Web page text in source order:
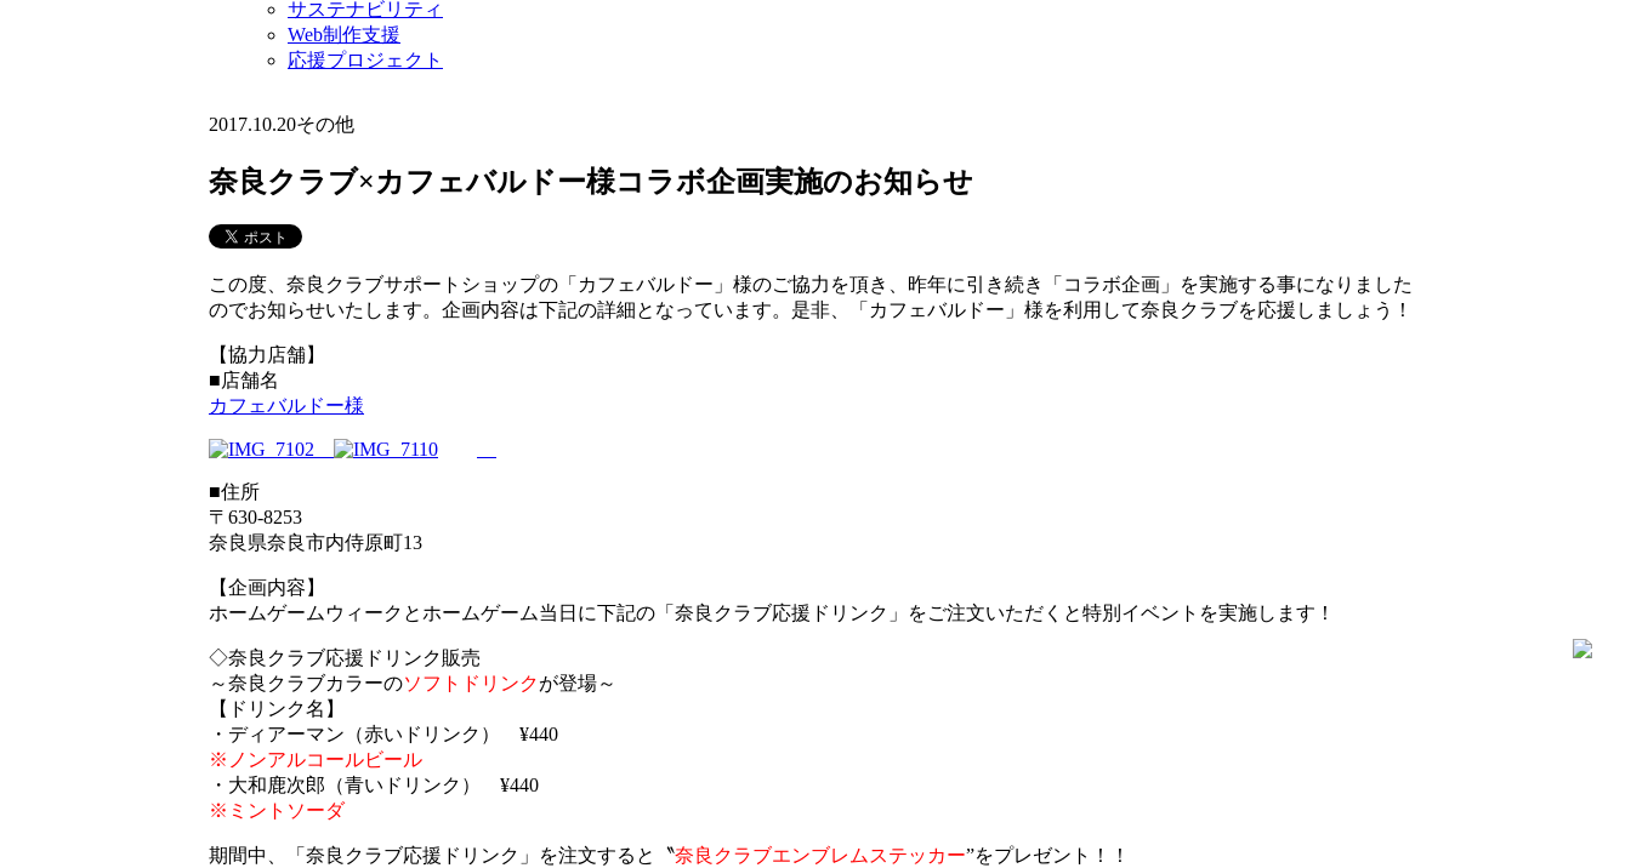
サステナビリティ
Web制作支援
応援プロジェクト
2017.10.20その他
奈良クラブ×カフェバルドー様コラボ企画実施のお知らせ
この度、奈良クラブサポートショップの「カフェバルドー」様のご協力を頂き、昨年に引き続き「コラボ企画」を実施する事になりました
のでお知らせいたします。企画内容は下記の詳細となっています。是非、「カフェバルドー」様を利用して奈良クラブを応援しましょう！
【協力店舗】
■店舗名
カフェバルドー様
■住所
〒630-8253
奈良県奈良市内侍原町13
【企画内容】
ホームゲームウィークとホームゲーム当日に下記の「奈良クラブ応援ドリンク」をご注文いただくと特別イベントを実施します！
◇奈良クラブ応援ドリンク販売
～奈良クラブカラーのソフトドリンクが登場～
【ドリンク名】
・ディアーマン（赤いドリンク） ¥440
※ノンアルコールビール
・大和鹿次郎（青いドリンク） ¥440
※ミントソーダ
期間中、「奈良クラブ応援ドリンク」を注文すると〝奈良クラブエンブレムステッカー”をプレゼント！！